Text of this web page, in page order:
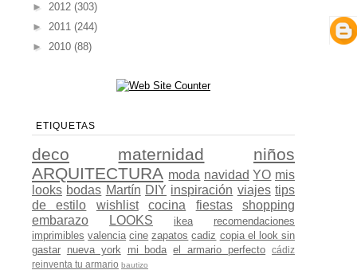
► 2012 (303)
► 2011 (244)
► 2010 (88)
ETIQUETAS
deco maternidad
niños
ARQUITECTURA moda navidad YO mis
looks bodas Martín DIY inspiración viajes tips
de estilo
wishlist cocina fiestas
shopping
embarazo
LOOKS ikea
recomendaciones
imprimibles valencia cine zapatos cadiz copia el look sin
gastar nueva york mi boda el armario perfecto
cádiz
reinventa tu armario bautizo